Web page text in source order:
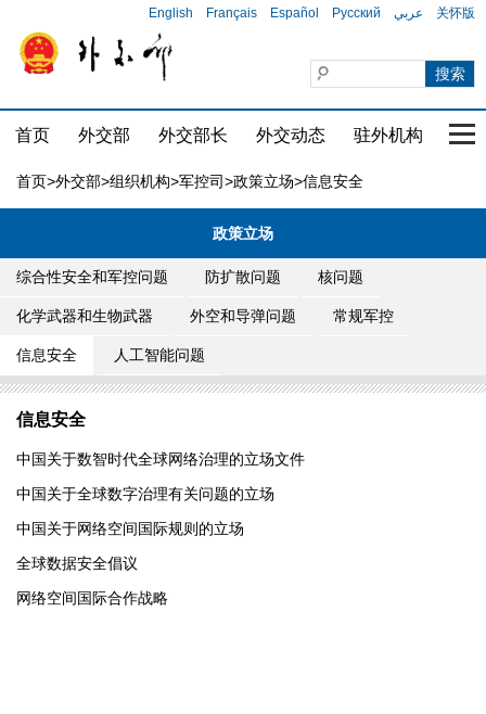
English Français Español Русский عربي 关怀版
首页 外交部 外交部长 外交动态 驻外机构 国
首页>外交部>组织机构>军控司>政策立场>信息安全
政策立场
综合性安全和军控问题 防扩散问题 核问题
化学武器和生物武器 外空和导弹问题 常规军控
信息安全 人工智能问题
信息安全
中国关于数智时代全球网络治理的立场文件
中国关于全球数字治理有关问题的立场
中国关于网络空间国际规则的立场
全球数据安全倡议
网络空间国际合作战略